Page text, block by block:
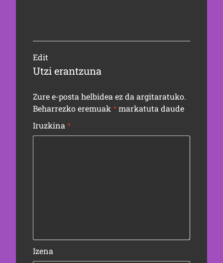
Edit
Utzi erantzuna
Zure e-posta helbidea ez da argitaratuko.
Beharrezko eremuak *markatuta daude
Iruzkina *
Izena